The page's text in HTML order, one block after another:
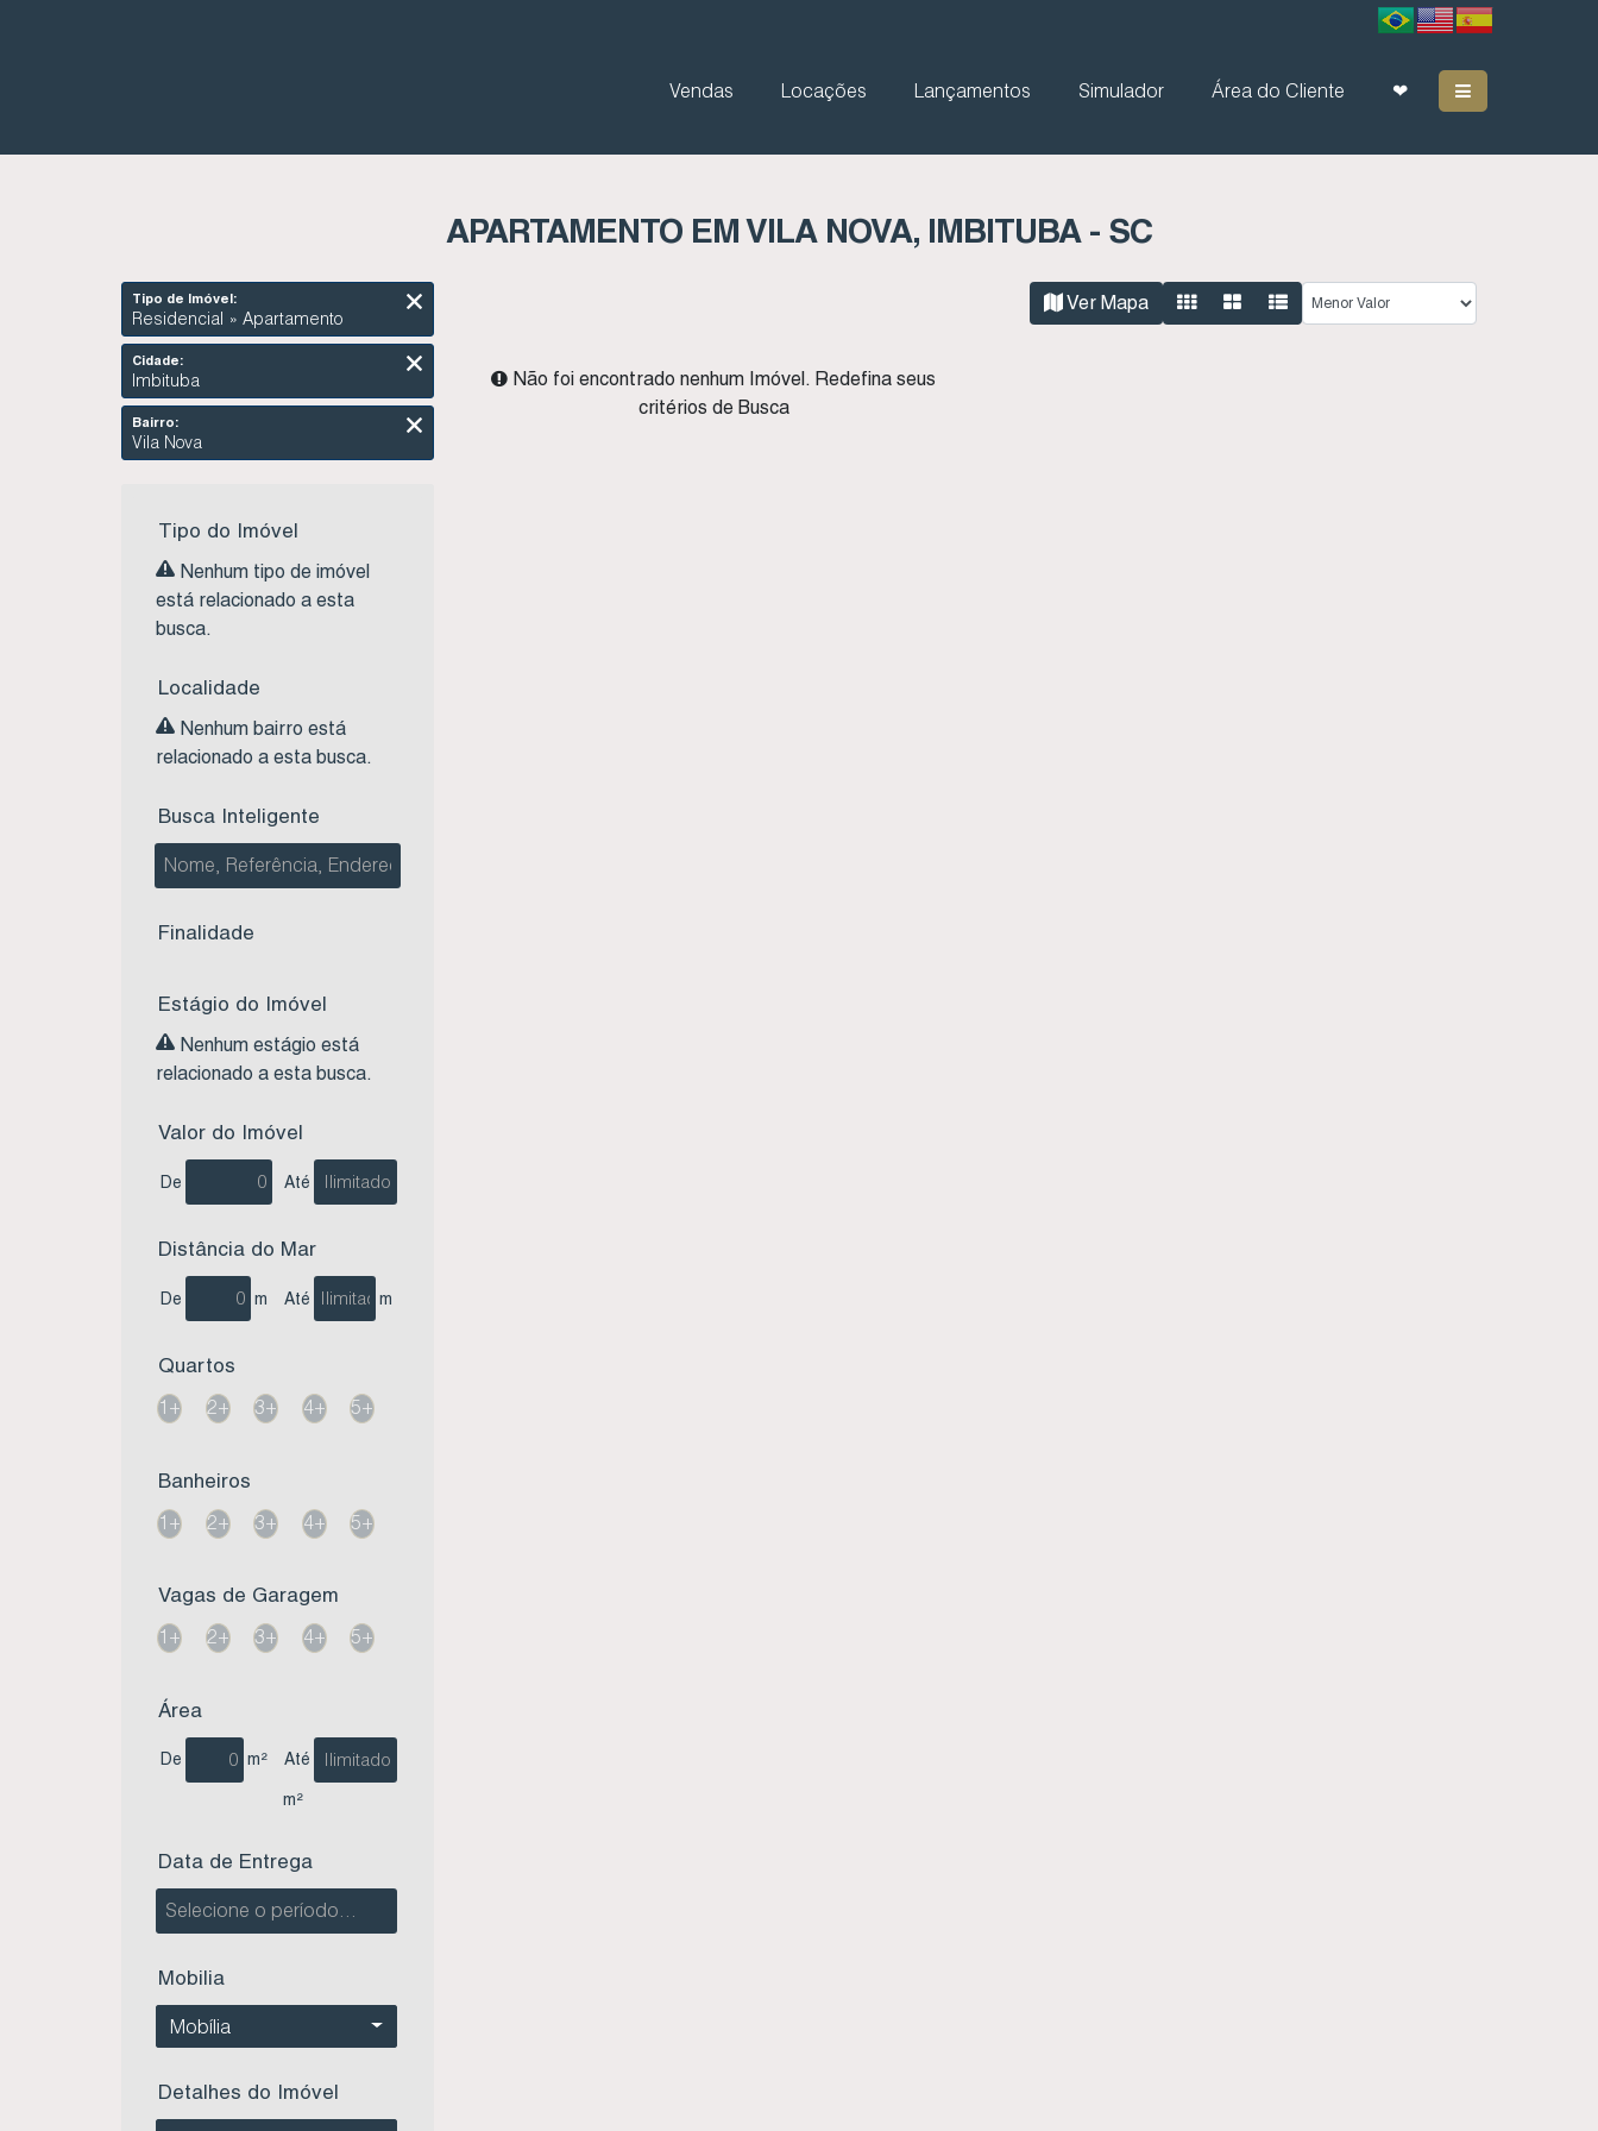
❤
Área do Cliente
Simulador
Lançamentos
Locações
Vendas
APARTAMENTO EM VILA NOVA, IMBITUBA - SC
Tipo de Imóvel:
Residencial » Apartamento
Cidade:
Imbituba
Bairro:
Vila Nova
Tipo do Imóvel
Nenhum tipo de imóvel
está relacionado a esta
busca.
Localidade
Nenhum bairro está
relacionado a esta busca.
Busca Inteligente
Finalidade
Estágio do Imóvel
Nenhum estágio está
relacionado a esta busca.
Valor do Imóvel
De Até
Distância do Mar
De m Até m
Quartos
1+
2+ 3+ 4+ 5+
Banheiros
1+
2+ 3+ 4+ 5+
Vagas de Garagem
1+
2+ 3+ 4+ 5+
Área
De m² Até
m²
Data de Entrega
Mobilia
Mobília
Detalhes do Imóvel
Ver Mapa
Não foi encontrado nenhum Imóvel. Redefina seus
critérios de Busca